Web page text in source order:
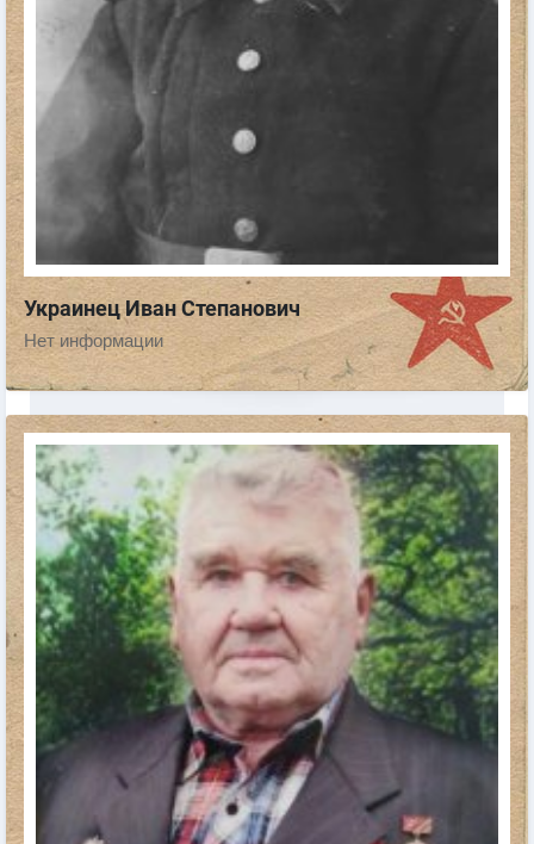
Украинец Иван Степанович
Нет информации